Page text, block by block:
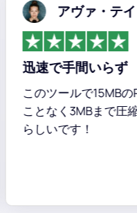
アヴァ・テイラ
速で手間いらず
のツールで15MBのPDF
となく3MBまで圧縮で
しいです！